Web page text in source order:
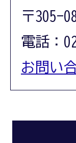
〒305-
電話：
お問い